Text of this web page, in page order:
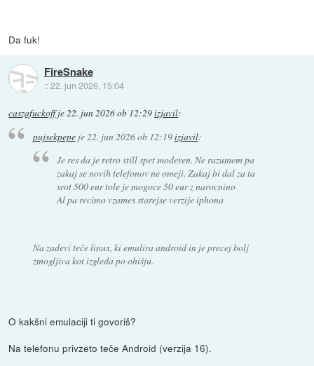
Da fuk!
FireSnake
::22. jun 2026, 15:04
caszafuckoffje22. jun 2026 ob 12:29izjavil:
pujsekpepeje22. jun 2026 ob 12:19izjavil:
Je res da je retro still spet moderen. Ne razumem pa
zakaj se novih telefonov ne omeji. Zakaj bi dal za ta
srot 500 eur tole je mogoce 50 eur z narocnino
Al pa recimo vzames starejse verzije iphona
Na zadevi teče linux, ki emulira android in je precej bolj
zmogljiva kot izgleda po ohišju.
O kakšni emulaciji ti govoriš?
Na telefonu privzeto teče Android (verzija 16).